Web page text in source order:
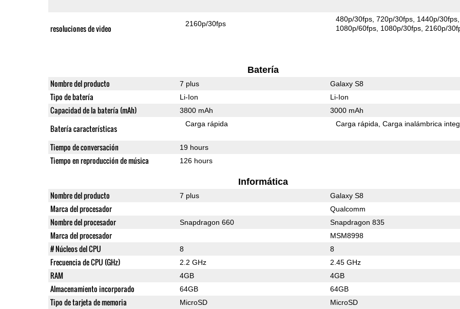
resoluciones de video 2160p/30fps
480p/30fps 720p/30fps 1440p/30fps
1080p/60fps 1080p/30fps 2160p/
Batería
Nombre del producto 7 plus Galaxy S8
Tipo de batería Li-Ion Li-Ion
Capacidad de la batería (mAh) 3800 mAh 3000 mAh
Batería características Carga rápida Carga rápida Carga inalámbrica
Tiempo de conversación 19 hours
Tiempo en reproducción de música 126 hours
Informática
Nombre del producto 7 plus Galaxy S8
Marca del procesador Qualcomm
Nombre del procesador Snapdragon 660 Snapdragon 835
Marca del procesador MSM8998
# Núcleos del CPU 8 8
Frecuencia de CPU (GHz) 2.2 GHz 2.45 GHz
RAM 4GB 4GB
Almacenamiento incorporado 64GB 64GB
Tipo de tarjeta de memoria MicroSD MicroSD